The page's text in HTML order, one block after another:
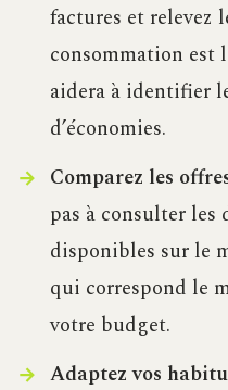
factures et relevez
consommation est
aidera à identifier
d’économies.
Comparez les
pas à consulter
disponibles sur le
qui correspond le
votre budget.
Adaptez vos